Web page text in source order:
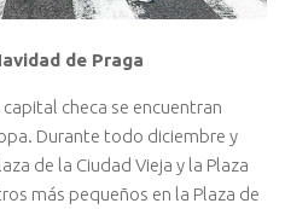
de Praga
checa se encuentran
Durante todo diciembre y
de la Ciudad Vieja y la Plaza
más pequeños en la Plaza de